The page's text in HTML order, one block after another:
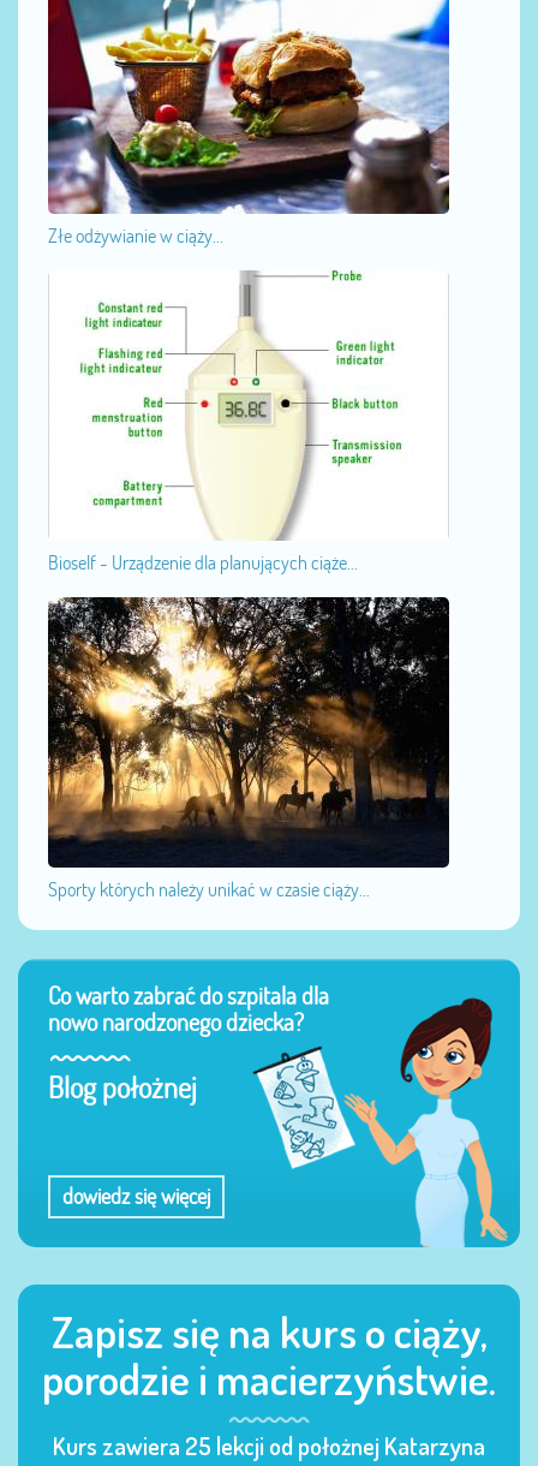
Złe odżywianie w ciąży...
Bioself - Urządzenie dla planujących ciąże...
Sporty których należy unikać w czasie ciąży...
Co warto zabrać do szpitala dla
nowo narodzonego dziecka?
Blog położnej
dowiedz się więcej
Zapisz się na kurs o ciąży,
porodzie i macierzyństwie.
Kurs zawiera 25 lekcji od położnej Katarzyna